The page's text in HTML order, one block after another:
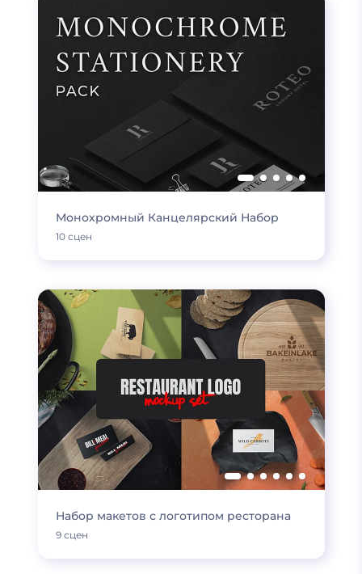
Монохромный Канцелярский Набор
10 сцен
Набор макетов с логотипом ресторана
9 сцен